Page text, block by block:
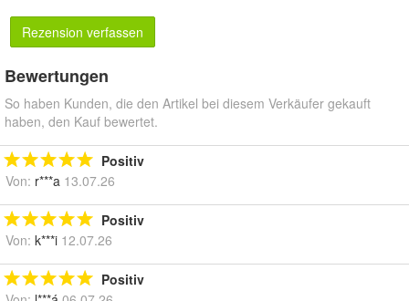
Rezension verfassen
Bewertungen
So haben Kunden, die den Artikel bei diesem Verkäufer gekauft
haben, den Kauf bewertet.
Positiv
Von: r***a 13.07.26
Positiv
Von: k***i 12.07.26
Positiv